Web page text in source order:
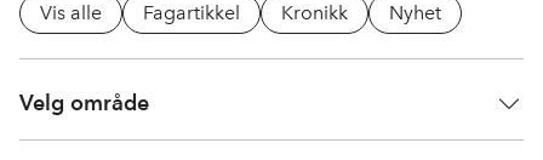
Vis alle Fagartikkel Kronikk Nyhet
Velg område